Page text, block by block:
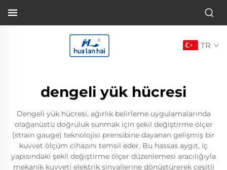
TR
dengeli yük hücresi
Dengeli yük hücresi, ağırlık belirleme uygulamalarında
olağanüstü doğruluk sunmak için şekil değiştirme ölçer
(strain gauge) teknolojisi prensibine dayanan gelişmiş bir
kuvvet ölçüm cihazını temsil eder. Bu hassas aygıt, iç
yapısındaki şekil değiştirme ölçer düzenlemesi aracılığıyla
mekanik kuvveti elektrik sinyallerine dönüştürerek çeşitli